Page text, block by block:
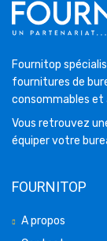
Fournitop
fournitures de
consommables et
Vous retrouvez
équiper votre
FOURNITOP
A propos